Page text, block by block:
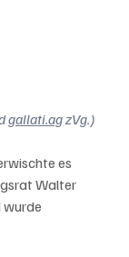
gallati.ag zVg.)
es
Walter
wurde